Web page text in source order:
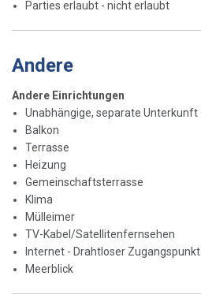
Parties erlaubt - nicht erlaubt
Andere
Andere Einrichtungen
Unabhängige, separate Unterkunft
Balkon
Terrasse
Heizung
Gemeinschaftsterrasse
Klima
Mülleimer
TV-Kabel/Satellitenfernsehen
Internet - Drahtloser Zugangspunkt
Meerblick